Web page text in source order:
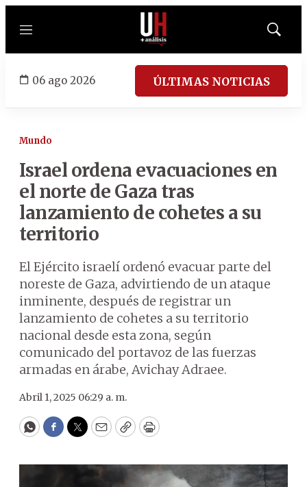
Menú
Mostrar
06 ago 2026 ÚLTIMAS NOTICIAS
Mundo
Israel ordena evacuaciones en
el norte de Gaza tras
lanzamiento de cohetes a su
territorio
El Ejército israelí ordenó evacuar parte del
noreste de Gaza, advirtiendo de un ataque
inminente, después de registrar un
lanzamiento de cohetes a su territorio
nacional desde esta zona, según
comunicado del portavoz de las fuerzas
armadas en árabe, Avichay Adraee.
Abril 1, 2025 06:29 a. m.
WhatsApp
Facebook
Twitter
EmailCopyPrint